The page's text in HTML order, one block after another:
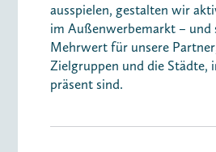
ausspielen, gestalten wir
im Außenwerbemarkt – und
Mehrwert für unsere
Zielgruppen und die Städte,
präsent sind.